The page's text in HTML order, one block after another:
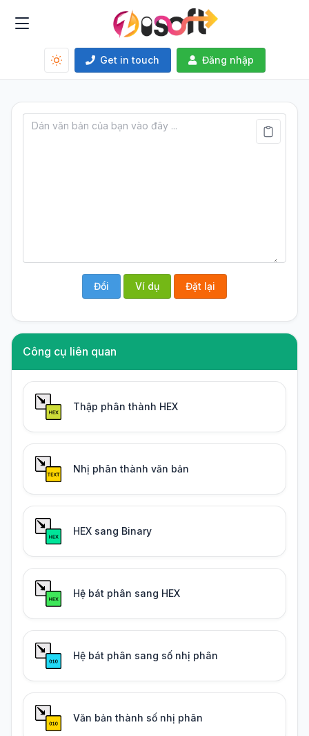
Get in touch Đăng nhập
Đổi Ví dụ Đặt lại
Công cụ liên quan
Thập phân thành HEX
Nhị phân thành văn bản
HEX sang Binary
Hệ bát phân sang HEX
Hệ bát phân sang số nhị phân
Văn bản thành số nhị phân